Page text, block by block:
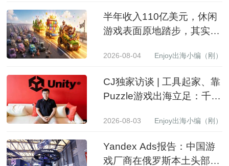
半年收入110亿美元，休闲
游戏表面原地踏步，其实已
2026-08-04 Enjoy出海小编（刚）
CJ独家访谈 | 工具起家、靠
Puzzle游戏出海立足：千万
2026-08-03 Enjoy出海小编（刚）
Yandex Ads报告：中国游
戏厂商在俄罗斯本土头部应